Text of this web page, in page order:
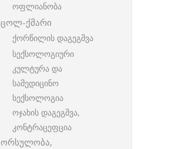
ოფლიანობა
ცოლ-ქმარი
ქორწილის დაგეგმვა
სექსოლოგიური
კულტურა და
სამედიცინო
სექსოლოგია
ოჯახის დაგეგმვა,
კონტრაცეფცია
ორსულობა,